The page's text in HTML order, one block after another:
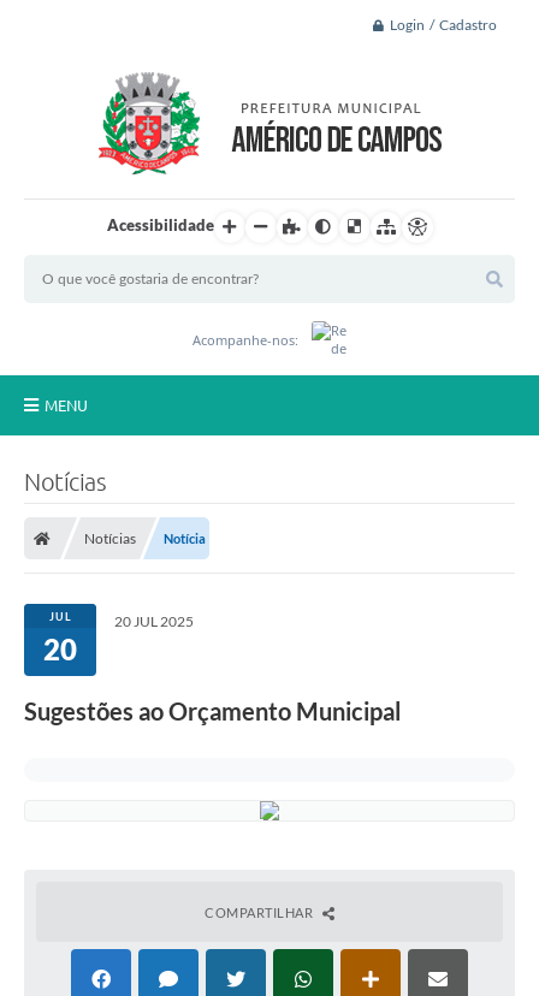
Login / Cadastro
Acessibilidade
Acompanhe-nos:
MENU
PORTAL DA EDUCAÇÃO
Serviços Online
Carta de Serviços
Notícias
Notícias Notícia
JUL
20
20 JUL 2025
Sugestões ao Orçamento Municipal
COMPARTILHAR